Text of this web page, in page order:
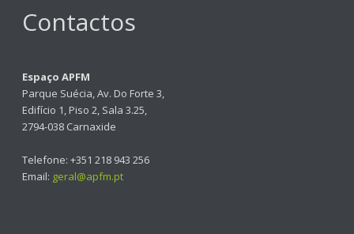
Contactos
Espaço APFM
Parque Suécia, Av. Do Forte 3,
Edifício 1, Piso 2, Sala 3.25,
2794-038 Carnaxide
Telefone: +351 218 943 256
Email: geral@apfm.pt